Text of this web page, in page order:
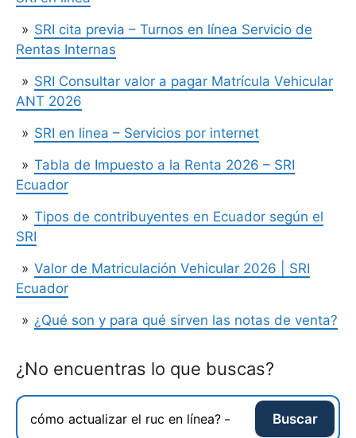
SRI cita previa – Turnos en línea Servicio de
Rentas Internas
SRI Consultar valor a pagar Matrícula Vehicular
ANT 2026
SRI en linea – Servicios por internet
Tabla de Impuesto a la Renta 2026 – SRI
Ecuador
Tipos de contribuyentes en Ecuador según el
SRI
Valor de Matriculación Vehicular 2026 | SRI
Ecuador
¿Qué son y para qué sirven las notas de venta?
¿No encuentras lo que buscas?
Buscar